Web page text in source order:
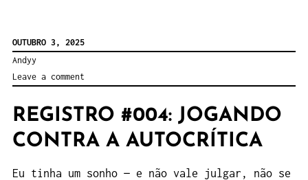
OUTUBRO 3, 2025
Andyy
Leave a comment
REGISTRO #004: JOGANDO
CONTRA A AUTOCRÍTICA
Eu tinha um sonho — e não vale julgar, não se